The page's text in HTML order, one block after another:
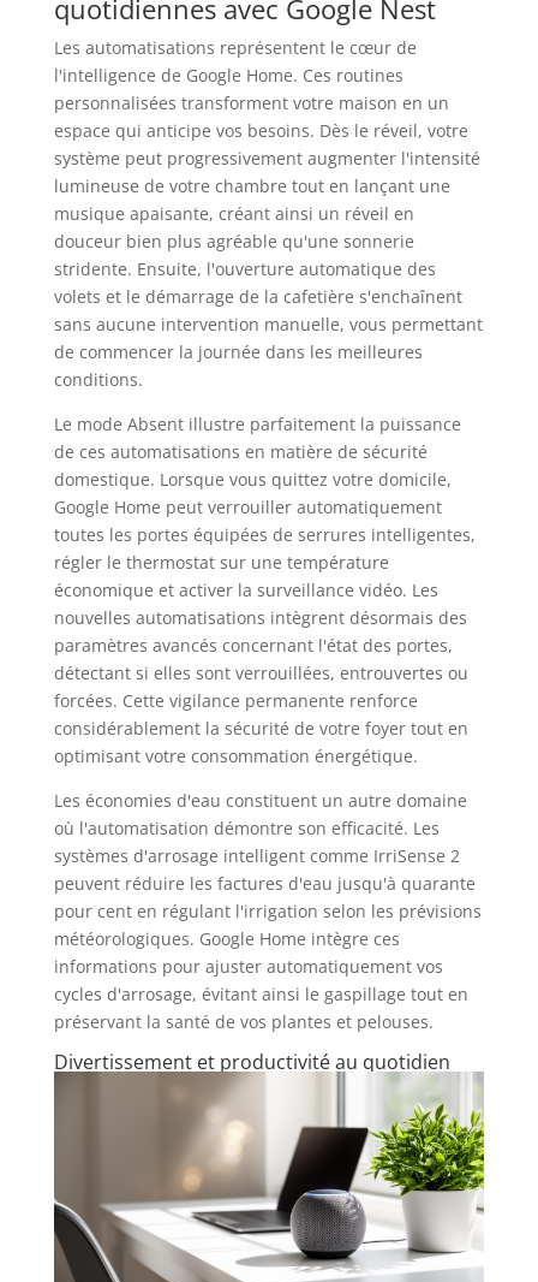
quotidiennes avec Google Nest
Les automatisations représentent le cœur de
l'intelligence de Google Home. Ces routines
personnalisées transforment votre maison en un
espace qui anticipe vos besoins. Dès le réveil, votre
système peut progressivement augmenter l'intensité
lumineuse de votre chambre tout en lançant une
musique apaisante, créant ainsi un réveil en
douceur bien plus agréable qu'une sonnerie
stridente. Ensuite, l'ouverture automatique des
volets et le démarrage de la cafetière s'enchaînent
sans aucune intervention manuelle, vous permettant
de commencer la journée dans les meilleures
conditions.
Le mode Absent illustre parfaitement la puissance
de ces automatisations en matière de sécurité
domestique. Lorsque vous quittez votre domicile,
Google Home peut verrouiller automatiquement
toutes les portes équipées de serrures intelligentes,
régler le thermostat sur une température
économique et activer la surveillance vidéo. Les
nouvelles automatisations intègrent désormais des
paramètres avancés concernant l'état des portes,
détectant si elles sont verrouillées, entrouvertes ou
forcées. Cette vigilance permanente renforce
considérablement la sécurité de votre foyer tout en
optimisant votre consommation énergétique.
Les économies d'eau constituent un autre domaine
où l'automatisation démontre son efficacité. Les
systèmes d'arrosage intelligent comme IrriSense 2
peuvent réduire les factures d'eau jusqu'à quarante
pour cent en régulant l'irrigation selon les prévisions
météorologiques. Google Home intègre ces
informations pour ajuster automatiquement vos
cycles d'arrosage, évitant ainsi le gaspillage tout en
préservant la santé de vos plantes et pelouses.
Divertissement et productivité au quotidien